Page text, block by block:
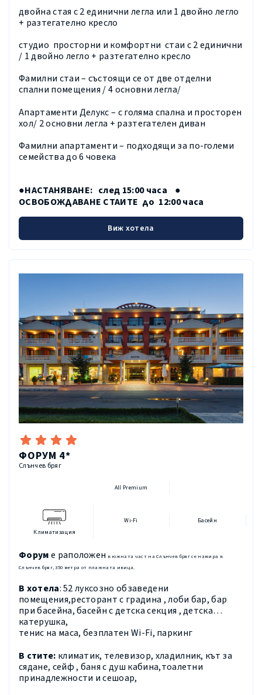
двойна стая с 2 единични легла или 1 двойно легло
+ разтегателно кресло
студио просторни и комфортни стаи с 2 единични
/ 1 двойно легло + разтегателно кресло
Фамилни стаи– състоящи се от две отделни
спални помещения / 4 основни легла/
Апартаменти Делукс– с голяма спална и просторен
хол/ 2 основни легла + разтегателен диван
Фамилни апартаменти– подходящи за по-големи
семейства до 6 човека
●НАСТАНЯВАНЕ: след 15:00 часа ●
ОСВОБОЖДАВАНЕ СТАИТЕ до 12:00 часа
Виж хотела
ФОРУМ 4*
Слънчев бряг
All Premium
Климатизация
Wi-Fi Басейн
Форуме раположен в южната част на Слънчев бряг се намира в
Слънчев бряг, 350 метра от плажната ивица.
В хотела:52 луксозно обзаведени
помещения,ресторант с градина , лоби бар, бар
при басейна, басейн с детска секция , детска
катерушка,
тенис на маса, безплатен Wi-Fi, паркинг
В стите: климатик, телевизор, хладилник, кът за
сядане, сейф , баня с душ кабина,тоалетни
принадлежности и сешоар,